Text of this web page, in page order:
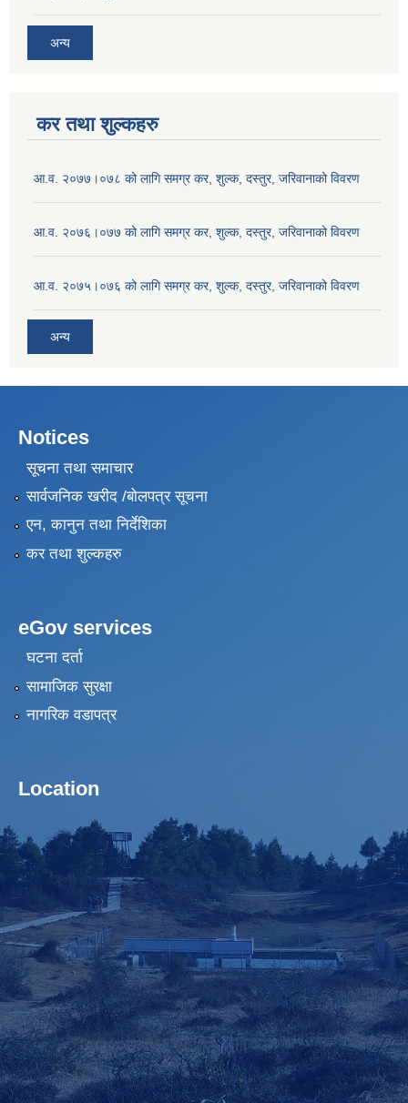
अन्य
कर तथा शुल्कहरु
आ.व. २०७७।०७८ को लागि समग्र कर, शुल्क, दस्तुर, जरिवानाको विवरण
आ.व. २०७६।०७७ को लागि समग्र कर, शुल्क, दस्तुर, जरिवानाको विवरण
आ.व. २०७५।०७६ को लागि समग्र कर, शुल्क, दस्तुर, जरिवानाको विवरण
अन्य
Notices
सूचना तथा समाचार
सार्वजनिक खरीद /बोलपत्र सूचना
एन, कानुन तथा निर्देशिका
कर तथा शुल्कहरु
eGov services
घटना दर्ता
सामाजिक सुरक्षा
नागरिक वडापत्र
Location